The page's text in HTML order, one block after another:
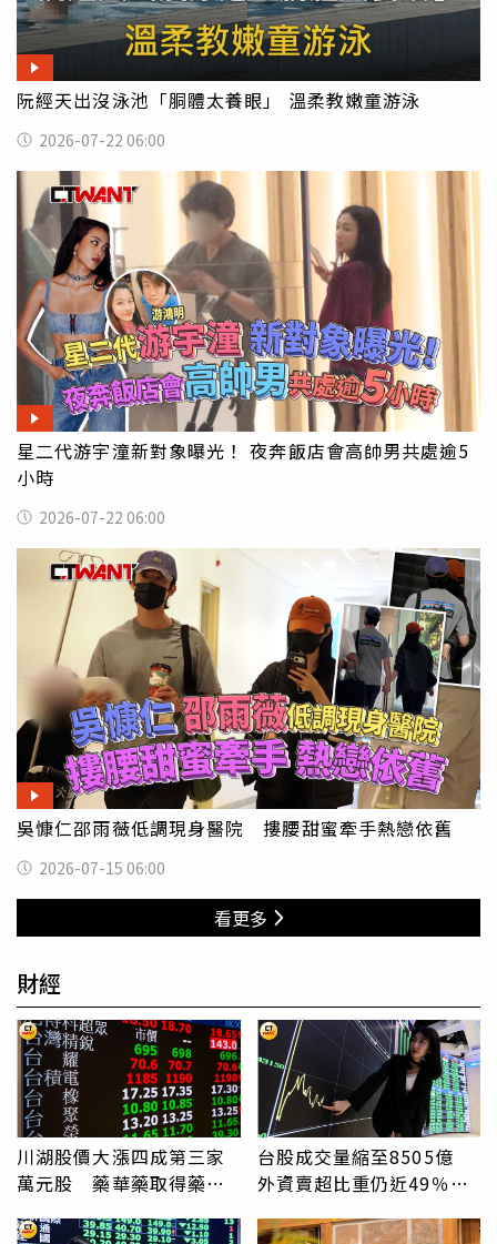
阮經天出沒泳池「胴體太養眼」 溫柔教嫩童游泳
2026-07-22 06:00
星二代游宇潼新對象曝光！ 夜奔飯店會高帥男共處逾5
小時
2026-07-22 06:00
吳慷仁邵雨薇低調現身醫院 摟腰甜蜜牽手熱戀依舊
2026-07-15 06:00
看更多
財經
川湖股價大漲四成第三家
萬元股 藥華藥取得藥證
台股成交量縮至8505億
外資賣超比重仍近49％